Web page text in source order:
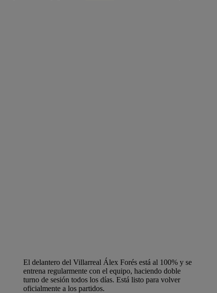
El delantero del Villarreal Álex Forés está al 100% y se
entrena regularmente con el equipo, haciendo doble
turno de sesión todos los días. Está listo para volver
oficialmente a los partidos.